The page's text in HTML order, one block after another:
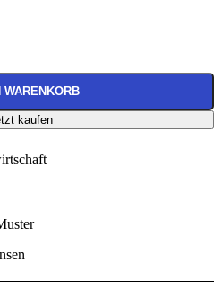
WARENKORB
kaufen